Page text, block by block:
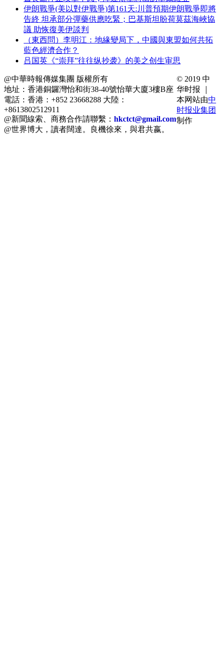
伊朗戰爭(美以對伊戰爭)第161天:川普預期伊朗戰爭即將
告終 坦承部分彈藥供應吃緊；巴基斯坦盼荷莫茲海峽協
議 助恢復美伊談判
（東西問）李明江：地緣變局下，中國與東盟如何共拓
藍色經濟合作？
吕国英《“崇拜”往往纵抄袭》的美之创生审思
@中華時報傳媒集團 版權所有
地址：香港銅鑼灣怡和街38-40號怡華大廈3樓B座
電話：香港：+852 23668288 大陸：
+8613802512911
@新聞線索、商務合作請聯繫： hkctct@gmail.com
@世界博大，讀者闊達。良機徐來，與君共嬴。
© 2019 中
华时报 ｜
本网站由中
时报业集团
制作